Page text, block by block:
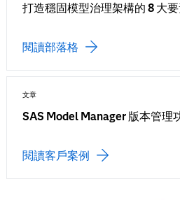
打造穩固模型治理架構的 8 大
閱讀部落格
文章
SAS Model Manager 版本管理
閱讀客戶案例